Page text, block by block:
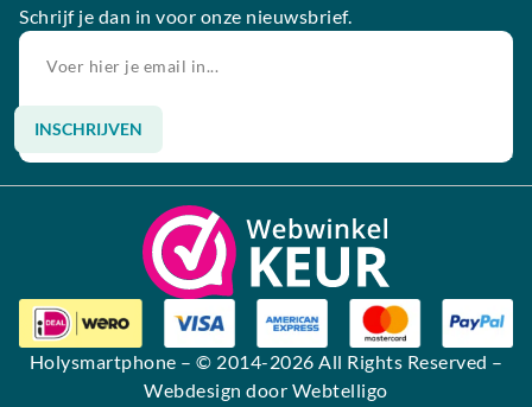
Schrijf je dan in voor onze nieuwsbrief.
INSCHRIJVEN
Alternative:
Holysmartphone – © 2014-2026 All Rights Reserved –
Webdesign door Webtelligo